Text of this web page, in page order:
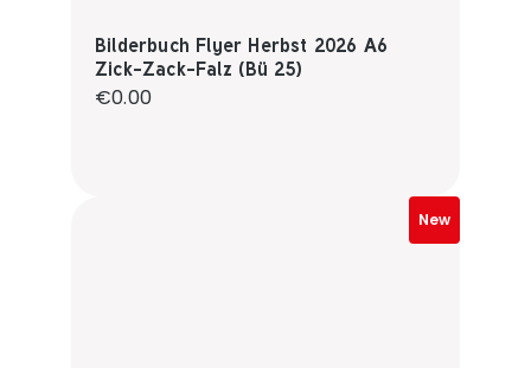
Bilderbuch Flyer Herbst 2026 A6
Zick-Zack-Falz (Bü 25)
Regular price:
€0.00
New